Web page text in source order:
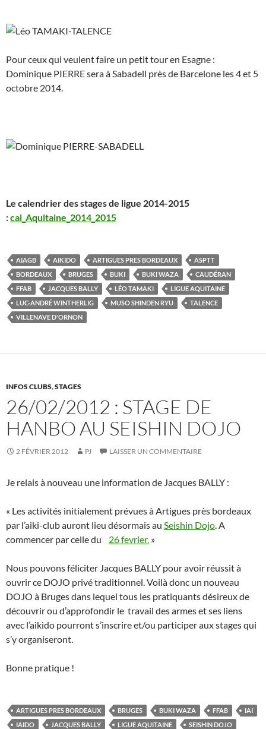
Pour ceux qui veulent faire un petit tour en Esagne :
Dominique PIERRE sera à Sabadell près de Barcelone les 4 et 5
octobre 2014.
Le calendrier des stages de ligue 2014-2015
:cal_Aquitaine_2014_2015
AIAGB AIKIDO ARTIGUES PRES BORDEAUX
ASPTT
BORDEAUX
BRUGES BUKI BUKI WAZA
CAUDÉRAN
FFAB
JACQUES BALLY LÉO TAMAKI
LIGUE AQUITAINE
LUC-ANDRÉ WINTHERLIG
MUSO SHINDEN RYU
TALENCE
VILLENAVE D'ORNON
INFOS CLUBS,STAGES
26/02/2012 : STAGE DE
HANBO AU SEISHIN DOJO
2 FÉVRIER 2012 PJ LAISSER UN COMMENTAIRE
Je relais à nouveau une information de Jacques BALLY :
« Les activités initialement prévues à Artigues près bordeaux
par l’aiki-club auront lieu désormais au Seishin Dojo.A
commencer par celle du 26 fevrier. »
Nous pouvons féliciter Jacques BALLY pour avoir réussit à
ouvrir ce DOJO privé traditionnel. Voilà donc un nouveau
DOJO à Bruges dans lequel tous les pratiquants désireux de
découvrir ou d’approfondir le travail des armes et ses liens
avec l’aikido pourront s’inscrire et/ou participer aux stages qui
s’y organiseront.
Bonne pratique !
ARTIGUES PRES BORDEAUX BRUGES BUKI WAZA FFAB
IAI
IAIDO
JACQUES BALLY LIGUE AQUITAINE
SEISHIN DOJO